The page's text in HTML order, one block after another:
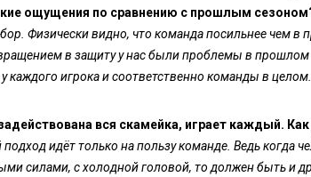
ощущения по сравнению с прошлым
Физически видно, что команда посильнее чем
в защиту у нас были проблемы в прошлом
каждого игрока и соответственно команды в целом.
вся скамейка, играет каждый.
идёт только на пользу команде. Ведь когда
силами, с холодной головой, то должен быть и